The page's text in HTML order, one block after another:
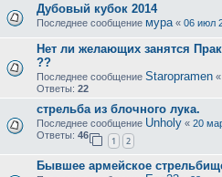
Дубовый кубок 2014
Последнее сообщение мура « 06 июл
Нет ли желающих занятся
??
Последнее сообщение Staropramen «
Ответы: 22
стрельба из блочного лука.
Последнее сообщение Unholy « 20
Ответы: 46
1 2
Бывшее армейское